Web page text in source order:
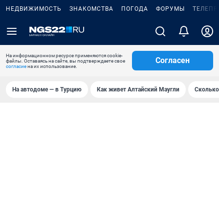
НЕДВИЖИМОСТЬ ЗНАКОМСТВА ПОГОДА ФОРУМЫ
На информационном ресурсе применяются cookie-
файлы. Оставаясь на сайте, вы подтверждаете свое
согласиена их использование.
Согласен
На автодоме — в Турцию Как живет Алтайский Маугли